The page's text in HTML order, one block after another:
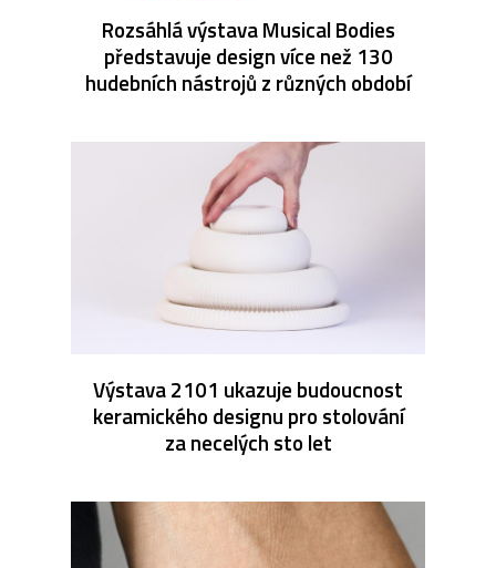
Rozsáhlá výstava Musical Bodies
představuje design více než 130
hudebních nástrojů z různých období
Výstava 2101 ukazuje budoucnost
keramického designu pro stolování
za necelých sto let